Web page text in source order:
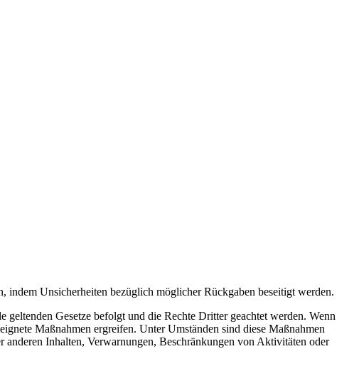
indem Unsicherheiten bezüglich möglicher Rückgaben beseitigt werden.
geltenden Gesetze befolgt und die Rechte Dritter geachtet werden. Wenn
Maßnahmen ergreifen. Unter Umständen sind diese Maßnahmen
Inhalten, Verwarnungen, Beschränkungen von Aktivitäten oder